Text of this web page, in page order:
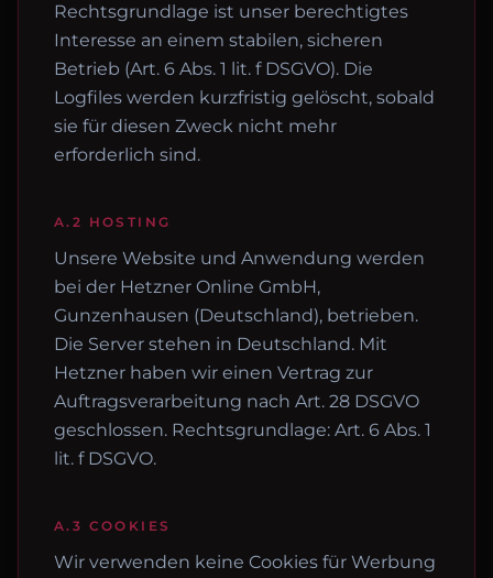
Rechtsgrundlage ist unser berechtigtes
Interesse an einem stabilen, sicheren
Betrieb (Art. 6 Abs. 1 lit. f DSGVO). Die
Logfiles werden kurzfristig gelöscht, sobald
sie für diesen Zweck nicht mehr
erforderlich sind.
A.2 HOSTING
Unsere Website und Anwendung werden
bei der Hetzner Online GmbH,
Gunzenhausen (Deutschland), betrieben.
Die Server stehen in Deutschland. Mit
Hetzner haben wir einen Vertrag zur
Auftragsverarbeitung nach Art. 28 DSGVO
geschlossen. Rechtsgrundlage: Art. 6 Abs. 1
lit. f DSGVO.
A.3 COOKIES
Wir verwenden keine Cookies für Werbung